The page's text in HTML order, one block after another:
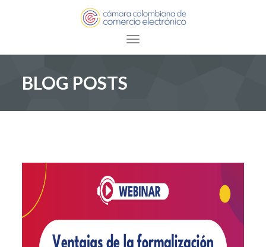
Toggle navigation
BLOG POSTS